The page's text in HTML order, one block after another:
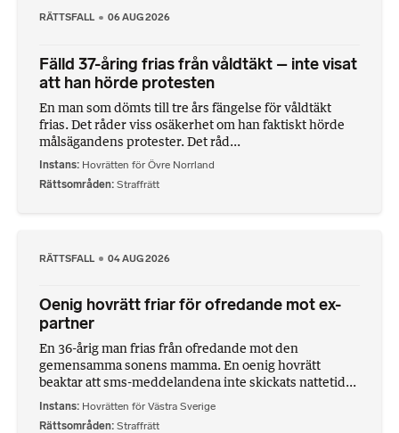
RÄTTSFALL 06 AUG 2026
Fälld 37-åring frias från våldtäkt – inte visat
att han hörde protesten
En man som dömts till tre års fängelse för våldtäkt
frias. Det råder viss osäkerhet om han faktiskt hörde
målsägandens protester. Det råd...
Instans Hovrätten för Övre Norrland
Rättsområden Straffrätt
RÄTTSFALL 04 AUG 2026
Oenig hovrätt friar för ofredande mot ex-
partner
En 36-årig man frias från ofredande mot den
gemensamma sonens mamma. En oenig hovrätt
beaktar att sms-meddelandena inte skickats nattetid...
Instans Hovrätten för Västra Sverige
Rättsområden Straffrätt